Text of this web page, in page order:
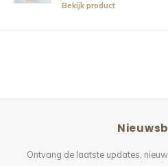
Bekijk product
Ontvang de laatste updates,